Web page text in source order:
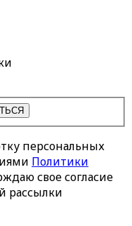
персональных
Политики
свое согласие
рассылки